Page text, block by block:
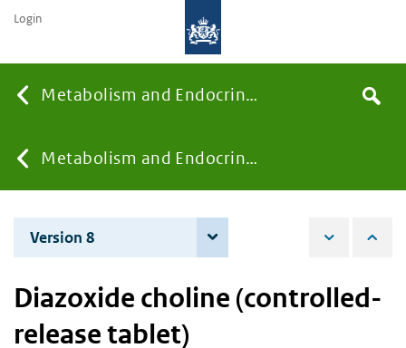
Metabolism and Endocrinology
You
are
here:
Metabolism and Endocrinology
the
Search
Login
Version 8
Diazoxide choline (controlled-
release tablet)